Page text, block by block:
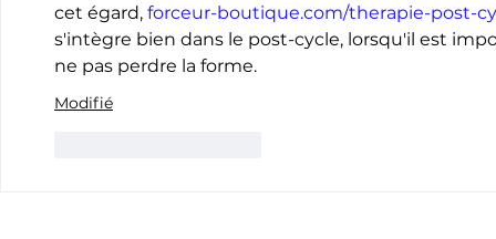
cet égard, forceur-boutique.com/therapie-post-
s'intègre bien dans le post-cycle, lorsqu'il est
ne pas perdre la forme.
Modifié